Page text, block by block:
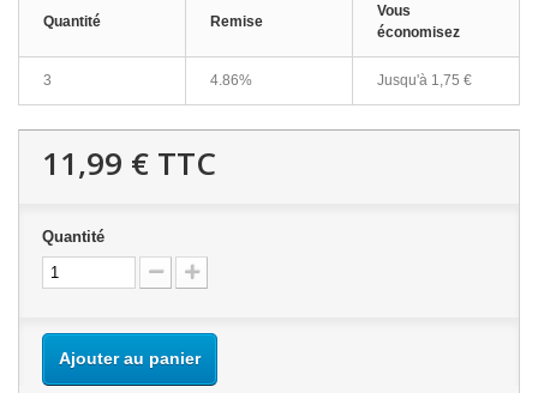
Quantité Remise
Vous
économisez
3 4.86% Jusqu'à 1,75 €
11,99 € TTC
Quantité
Ajouter au panier